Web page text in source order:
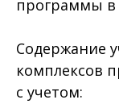
программы в
Содержание
комплексов
с учетом: